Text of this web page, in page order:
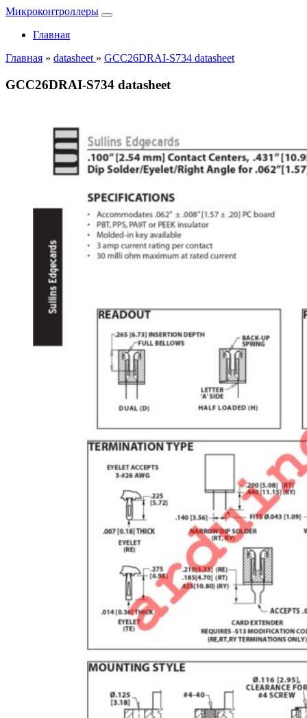
Микроконтроллеры
Главная
Главная » datasheet » GCC26DRAI-S734 datasheet
GCC26DRAI-S734 datasheet